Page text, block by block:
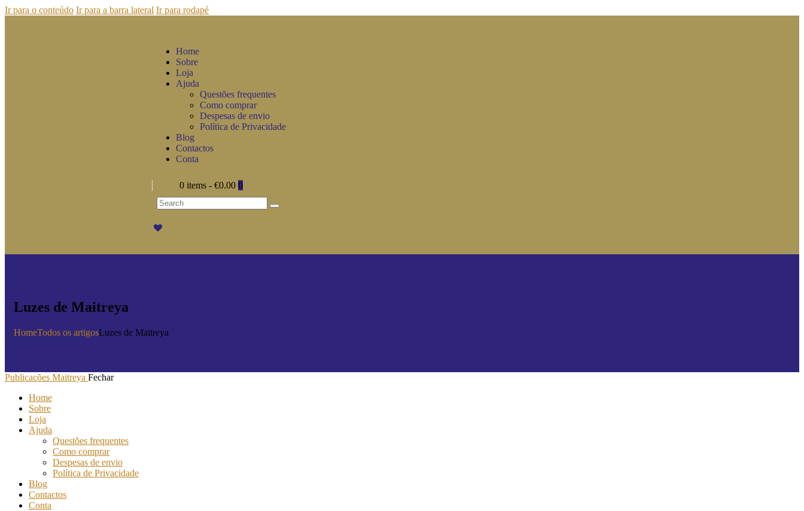
Ir para o conteúdo Ir para a barra lateral Ir para rodapé
Home
Sobre
Loja
Ajuda
Questões frequentes
Como comprar
Despesas de envio
Política de Privacidade
Blog
Contactos
Conta
0 items - €0.00 0
Luzes de Maitreya
HomeTodos os artigosLuzes de Maitreya
Publicações Maitreya Fechar
Home
Sobre
Loja
Ajuda
Questões frequentes
Como comprar
Despesas de envio
Política de Privacidade
Blog
Contactos
Conta